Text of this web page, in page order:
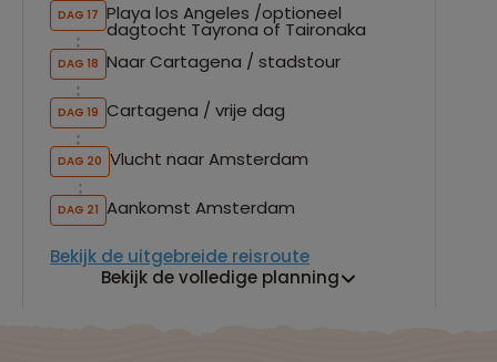
DAG 17 Playa los Angeles /optioneel
dagtocht Tayrona of Taironaka
DAG 18 Naar Cartagena / stadstour
DAG 19 Cartagena / vrije dag
DAG 20 Vlucht naar Amsterdam
DAG 21 Aankomst Amsterdam
Bekijk de uitgebreide reisroute
Bekijk de volledige planning